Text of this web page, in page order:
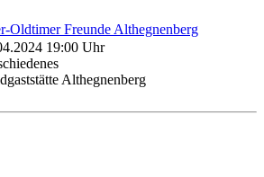
Oldtimer Freunde Althegnenberg
19:00 Uhr
Althegnenberg